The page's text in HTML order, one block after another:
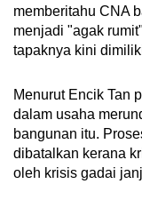
memberitahu CNA
menjadi "agak
tapaknya kini
Menurut Encik Tan
dalam usaha
bangunan itu.
dibatalkan kerana
oleh krisis gadai